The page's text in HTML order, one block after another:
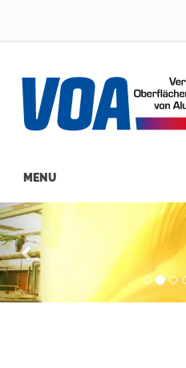
Main
navigation
Previous